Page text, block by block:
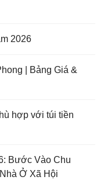
2026
| Bảng Giá &
hợp với túi tiền
Bước Vào Chu
Ở Xã Hội